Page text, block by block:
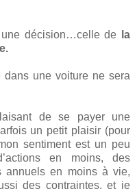
décision…celle de
la
dans une voiture ne sera
de se payer une
un petit plaisir (pour
sentiment est un peu
en moins, des
annuels en moins à vie,
des contraintes, et je